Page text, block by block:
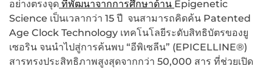
อย่างตรงจุด ที่พัฒนาจากการศึกษาด้าน Epigenetic
Science เป็นเวลากว่า 15 ปี จนสามารถคิดค้น Patented
Age Clock Technology เทคโนโลยีระดับสิทธิบัตรของยู
เซอริน จนนำไปสู่การค้นพบ “อีพิเซลีน” (EPICELLINE®)
สารทรงประสิทธิภาพสูงสุดจากกว่า 50,000 สาร ที่ช่วยเปิด